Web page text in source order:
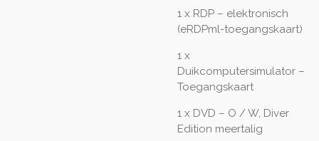
1 x RDP – elektronisch
(eRDPml-toegangskaart)
1 x
Duikcomputersimulator –
Toegangskaart
1 x DVD – O / W, Diver
Edition meertalig